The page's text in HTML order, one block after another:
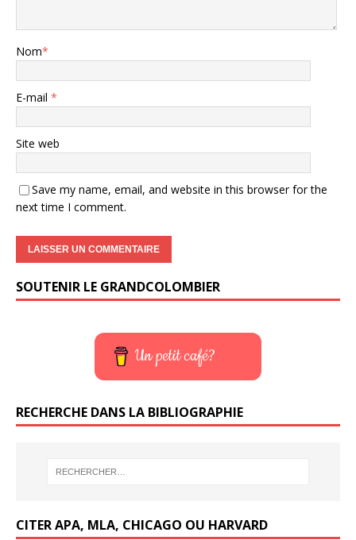
Nom*
E-mail *
Site web
Save my name, email, and website in this browser for the
next time I comment.
SOUTENIR LE GRANDCOLOMBIER
Un petit café?
RECHERCHE DANS LA BIBLIOGRAPHIE
CITER APA, MLA, CHICAGO OU HARVARD